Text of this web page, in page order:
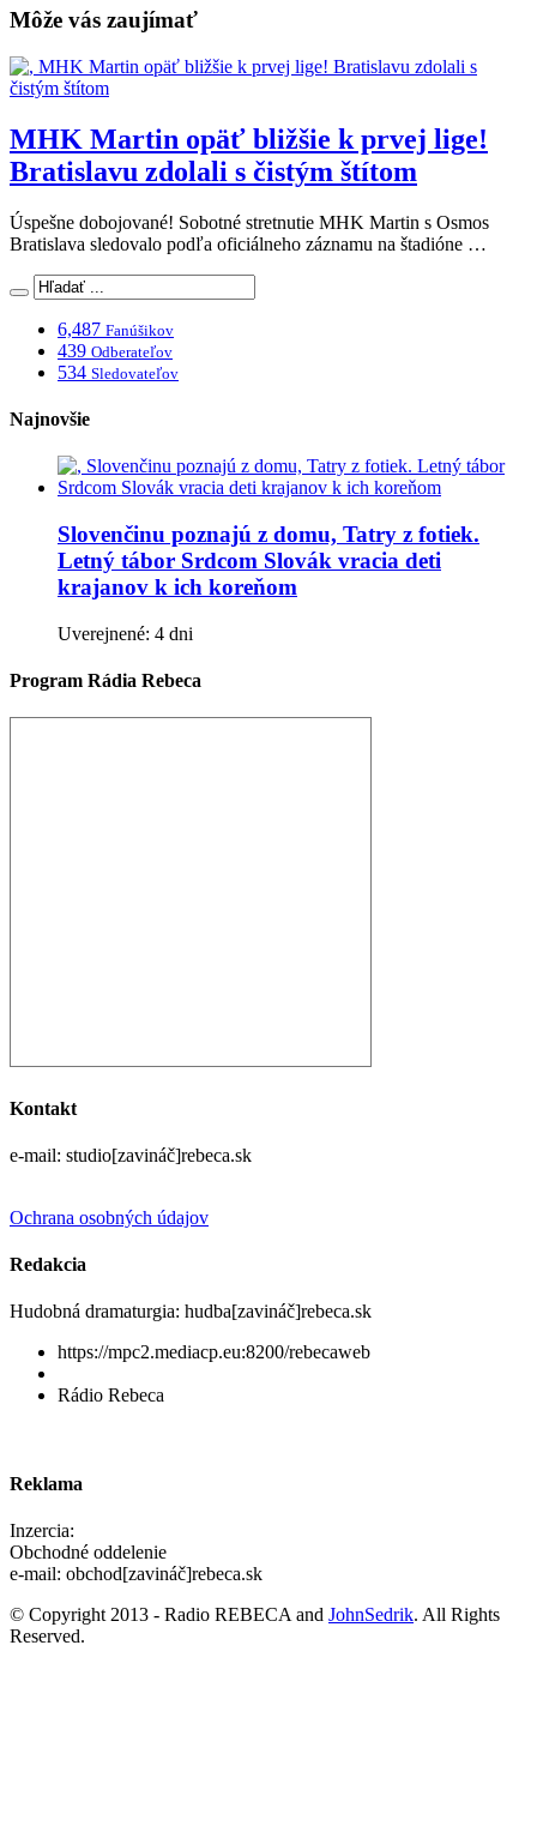
Môže vás zaujímať
MHK Martin opäť bližšie k prvej lige!
Bratislavu zdolali s čistým štítom
Úspešne dobojované! Sobotné stretnutie MHK Martin s Osmos
Bratislava sledovalo podľa oficiálneho záznamu na štadióne …
6,487 Fanúšikov
439 Odberateľov
534 Sledovateľov
Najnovšie
Slovenčinu poznajú z domu, Tatry z fotiek.
Letný tábor Srdcom Slovák vracia deti
krajanov k ich koreňom
Uverejnené: 4 dni
Program Rádia Rebeca
Kontakt
e-mail: studio[zavináč]rebeca.sk
Ochrana osobných údajov
Redakcia
Hudobná dramaturgia: hudba[zavináč]rebeca.sk
https://mpc2.mediacp.eu:8200/rebecaweb
Rádio Rebeca
Reklama
Inzercia:
Obchodné oddelenie
e-mail: obchod[zavináč]rebeca.sk
© Copyright 2013 - Radio REBECA and JohnSedrik. All Rights
Reserved.